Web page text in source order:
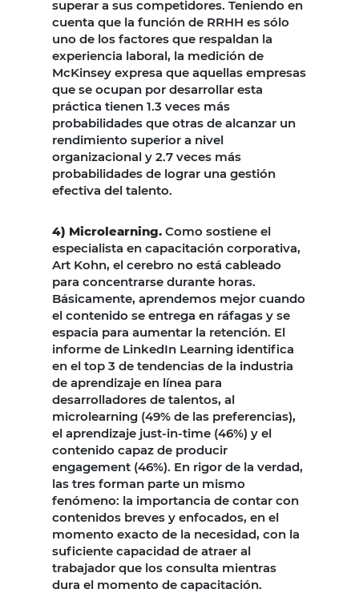
superar a sus competidores. Teniendo en
cuenta que la función de RRHH es sólo
uno de los factores que respaldan la
experiencia laboral, la medición de
McKinsey expresa que aquellas empresas
que se ocupan por desarrollar esta
práctica tienen 1.3 veces más
probabilidades que otras de alcanzar un
rendimiento superior a nivel
organizacional y 2.7 veces más
probabilidades de lograr una gestión
efectiva del talento.
4) Microlearning. Como sostiene el
especialista en capacitación corporativa,
Art Kohn, el cerebro no está cableado
para concentrarse durante horas.
Básicamente, aprendemos mejor cuando
el contenido se entrega en ráfagas y se
espacia para aumentar la retención. El
informe de LinkedIn Learning identifica
en el top 3 de tendencias de la industria
de aprendizaje en línea para
desarrolladores de talentos, al
microlearning (49% de las preferencias),
el aprendizaje just-in-time (46%) y el
contenido capaz de producir
engagement (46%). En rigor de la verdad,
las tres forman parte un mismo
fenómeno: la importancia de contar con
contenidos breves y enfocados, en el
momento exacto de la necesidad, con la
suficiente capacidad de atraer al
trabajador que los consulta mientras
dura el momento de capacitación.